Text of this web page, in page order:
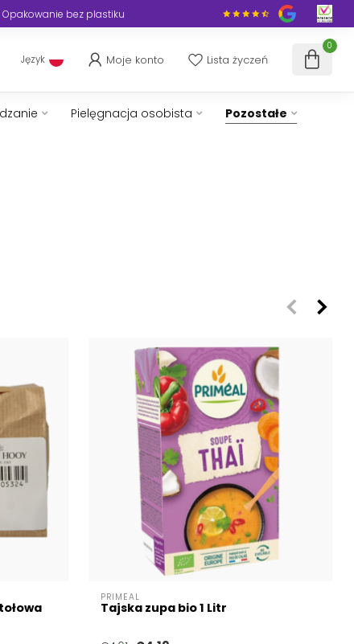
Opakowanie bez plastiku
Język Moje konto Lista życzeń
0
Pielęgnacja osobista Pozostałe
PRIMEAL
Tajska zupa bio 1 Litr